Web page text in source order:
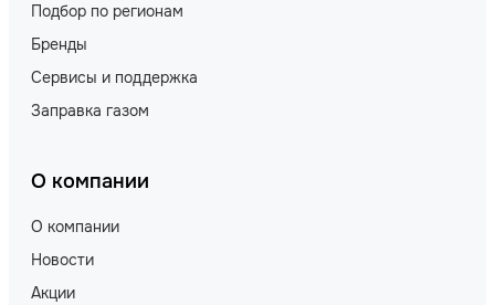
Подбор по регионам
Бренды
Сервисы и поддержка
Заправка газом
О компании
О компании
Новости
Акции